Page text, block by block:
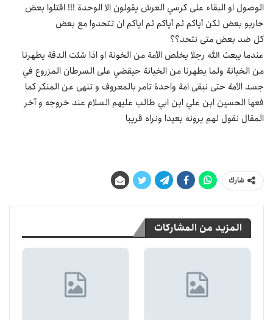
الوصول او البقاء على كرسي العرش يقولون الا الوحدة !!! اقتلوا بعض
حاربو بعض لكن أياكم ثم أياكم ثم اياكم ان تتحدوا مع بعض
كل ضد بعض متى نتحد؟؟
عندما يبعث الله رجلا يخلص الأمة من الخونة او اذا شئت الدقة يطهرنا
من الخيانة ولما يطهرنا من الخيانة حيقضي على السرطان المزروع في
جسد الأمة حتى نبقى امة واحدة تامر بالمعروف و تنهى عن المنكر كما
فعها الحسين ابن علي ابن ابي طالب عليهم السلام عند خروجه و آخر
المقال نقول لهم يرونه بعيدا ونراه قريبا
شارك
المزيد من المشاركات